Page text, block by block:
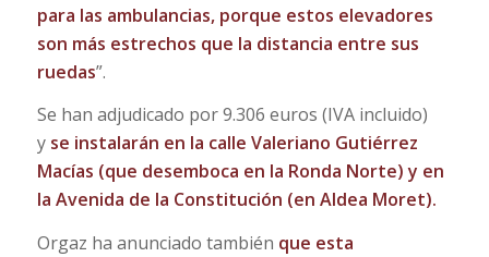
para las ambulancias, porque estos elevadores
son más estrechos que la distancia entre sus
ruedas”.
Se han adjudicado por 9.306 euros (IVA incluido)
y se instalarán en la calle Valeriano Gutiérrez
Macías (que desemboca en la Ronda Norte) y en
la Avenida de la Constitución (en Aldea Moret).
Orgaz ha anunciado también que esta